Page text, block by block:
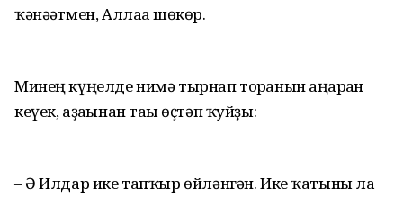
ҡәнәғәтмен, Аллаға шөкөр.
Минең күңелде нимә тырнап торғанын аңғарған
кеүек, аҙағынан тағы өҫтәп ҡуйҙы:
– Ә Илдар ике тапҡыр өйләнгән. Ике ҡатыны ла